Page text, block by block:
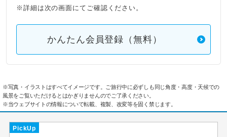
※詳細は次の画面にてご確認ください。
かんたん会員登録（無料）
※写真・イラストはすべてイメージです。ご旅行中に必ずしも同じ角度・高度・天候での
風景をご覧いただけるとはかぎりませんのでご了承ください。
※当ウェブサイトの情報について転載、複製、改変等を固く禁じます。
PickUp